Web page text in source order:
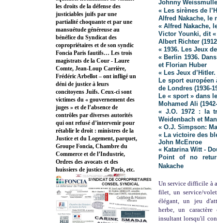
Johnny
« Les sirènes de
Alfred Nakache, le
« Alfred Nakache,
Victor Younki, dit «
Albert Richter
« 1936. Les Jeux
« Berlin 1936.
et Florian Huber
« Les Jeux
Le sport européen
de Londres (1936-
Le « sport » dans
Mohamed Ali
« J.O. 1972 : la
Weidenbach et
« O.J. Simpson:
« La victoire des
John McEnroe
« Katarina Witt -
Point of no
Nakache
Un service difficile à
filet, un service/
élégant, un jeu
herbe, un
insultant lorsqu'il
les droits de la défense des
justiciables juifs par une
partialité choquante et par une
mansuétude généreuse au
bénéfice du Syndicat des
copropriétaires et de son syndic
Foncia Paris fautifs… Les trois
magistrats de la Cour - Laure
Comte, Jean-Loup Carrière,
Frédéric Arbellot – ont infligé un
déni de justice à leurs
concitoyens Juifs. Ceux-ci sont
victimes du « gouvernement des
juges » et de l’absence de
contrôles par diverses autorités
qui ont refusé d’intervenir pour
rétablir le droit : ministres de la
Justice et du Logement, parquet,
Groupe Foncia, Chambre du
Commerce et de l’Industrie,
Ordres des avocats et des
huissiers de justice de Paris, etc.